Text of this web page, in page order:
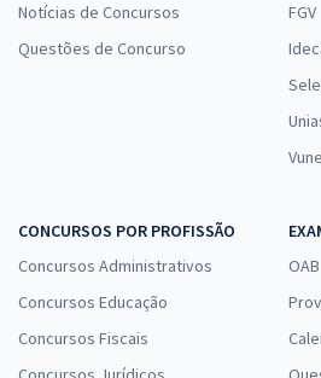
Notícias de Concursos
Questões de Concurso
FGV
CONCURSOS POR PROFISSÃO
Concursos Administrativos
Concursos Educação
Concursos Fiscais
OAB